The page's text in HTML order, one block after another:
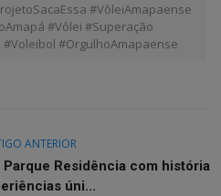
#VôleiAmapaense
#Vôlei #Superação
#OrgulhoAmapaense
ANTERIOR
Residência com história
úni...